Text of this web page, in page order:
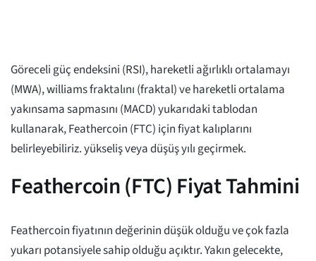
Göreceli güç endeksini (RSI), hareketli ağırlıklı ortalamayı
(MWA), williams fraktalını (fraktal) ve hareketli ortalama
yakınsama sapmasını (MACD) yukarıdaki tablodan
kullanarak, Feathercoin (FTC) için fiyat kalıplarını
belirleyebiliriz. yükseliş veya düşüş yılı geçirmek.
Feathercoin (FTC) Fiyat Tahmini
Feathercoin fiyatının değerinin düşük olduğu ve çok fazla
yukarı potansiyele sahip olduğu açıktır. Yakın gelecekte,